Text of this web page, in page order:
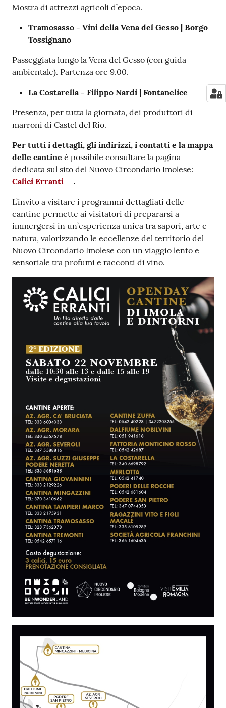
Mostra di attrezzi agricoli d’epoca.
Tramosasso - Vini della Vena del Gesso | Borgo
Tossignano
Passeggiata lungo la Vena del Gesso (con guida
ambientale). Partenza ore 9.00.
La Costarella - Filippo Nardi | Fontanelice
Presenza, per tutta la giornata, dei produttori di
marroni di Castel del Rio.
Per tutti i dettagli, gli indirizzi, i contatti e la mappa
delle cantine è possibile consultare la pagina
dedicata sul sito del Nuovo Circondario Imolese:
Calici Erranti
.
L’invito a visitare i programmi dettagliati delle
cantine permette ai visitatori di prepararsi a
immergersi in un’esperienza unica tra sapori, arte e
natura, valorizzando le eccellenze del territorio del
Nuovo Circondario Imolese con un viaggio lento e
sensoriale tra profumi e racconti di vino.